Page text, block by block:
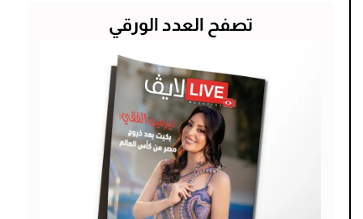
تصفح العدد الورقي